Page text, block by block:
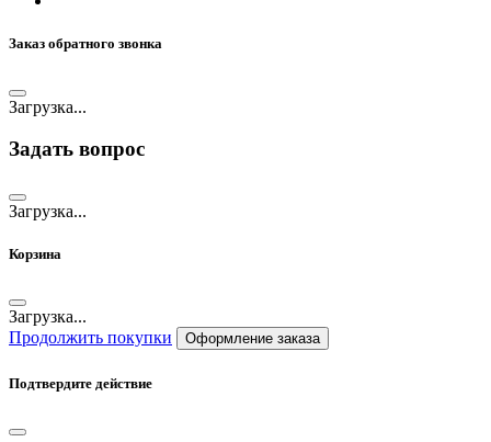
Заказ обратного звонка
Загрузка...
Задать вопрос
Загрузка...
Корзина
Загрузка...
Продолжить покупки
Оформление заказа
Подтвердите действие